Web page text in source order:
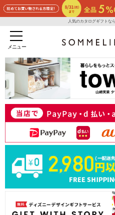
人気のカタログギフトな
メニュー